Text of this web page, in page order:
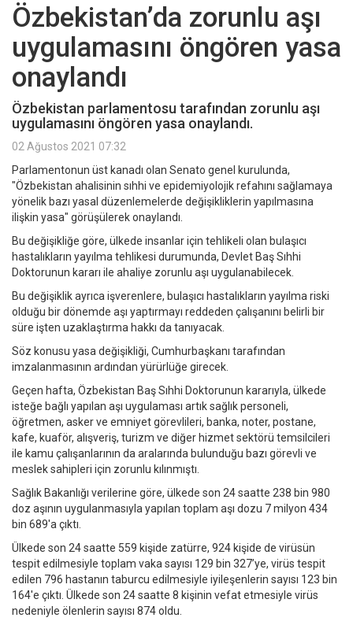
Özbekistan’da zorunlu aşı
uygulamasını öngören yasa
onaylandı
Özbekistan parlamentosu tarafından zorunlu aşı
uygulamasını öngören yasa onaylandı.
02 Ağustos 2021 07:32
Parlamentonun üst kanadı olan Senato genel kurulunda,
"Özbekistan ahalisinin sıhhi ve epidemiyolojik refahını sağlamaya
yönelik bazı yasal düzenlemelerde değişikliklerin yapılmasına
ilişkin yasa" görüşülerek onaylandı.
Bu değişikliğe göre, ülkede insanlar için tehlikeli olan bulaşıcı
hastalıkların yayılma tehlikesi durumunda, Devlet Baş Sıhhi
Doktorunun kararı ile ahaliye zorunlu aşı uygulanabilecek.
Bu değişiklik ayrıca işverenlere, bulaşıcı hastalıkların yayılma riski
olduğu bir dönemde aşı yaptırmayı reddeden çalışanını belirli bir
süre işten uzaklaştırma hakkı da tanıyacak.
Söz konusu yasa değişikliği, Cumhurbaşkanı tarafından
imzalanmasının ardından yürürlüğe girecek.
Geçen hafta, Özbekistan Baş Sıhhi Doktorunun kararıyla, ülkede
isteğe bağlı yapılan aşı uygulaması artık sağlık personeli,
öğretmen, asker ve emniyet görevlileri, banka, noter, postane,
kafe, kuaför, alışveriş, turizm ve diğer hizmet sektörü temsilcileri
ile kamu çalışanlarının da aralarında bulunduğu bazı görevli ve
meslek sahipleri için zorunlu kılınmıştı.
Sağlık Bakanlığı verilerine göre, ülkede son 24 saatte 238 bin 980
doz aşının uygulanmasıyla yapılan toplam aşı dozu 7 milyon 434
bin 689'a çıktı.
Ülkede son 24 saatte 559 kişide zatürre, 924 kişide de virüsün
tespit edilmesiyle toplam vaka sayısı 129 bin 327’ye, virüs tespit
edilen 796 hastanın taburcu edilmesiyle iyileşenlerin sayısı 123 bin
164'e çıktı. Ülkede son 24 saatte 8 kişinin vefat etmesiyle virüs
nedeniyle ölenlerin sayısı 874 oldu.